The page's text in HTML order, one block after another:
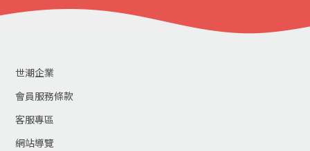
世潮企業
會員服務條款
客服專區
網站導覽